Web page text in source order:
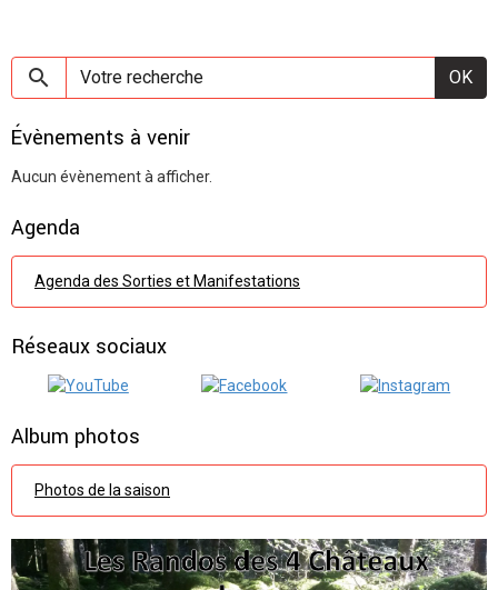
OK
Évènements à venir
Aucun évènement à afficher.
Agenda
Agenda des Sorties et Manifestations
Réseaux sociaux
Album photos
Photos de la saison